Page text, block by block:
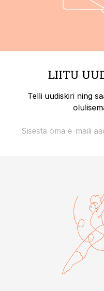
LIITU
Telli uudiskiri ning